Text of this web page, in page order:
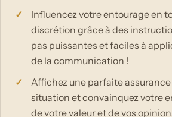
Influencez votre entourage en
discrétion grâce à des
pas puissantes et faciles à
de la communication !
Affichez une parfaite
situation et convainquez votre
de votre valeur et de vos